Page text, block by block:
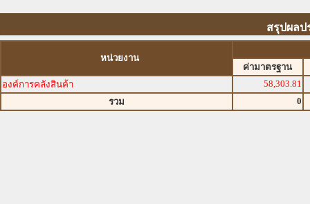
สรุปผลป
หน่วยงาน
ค่ามาตรฐาน
องค์การคลังสินค้า
58,303.81
รวม
0